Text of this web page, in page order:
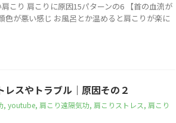
こり 肩こりに原因15パターンの6 【首の血流が
色が悪い感じ お風呂とか温めると肩こりが楽に
スやトラブル｜原因その２
, youtube, 肩こり遠隔気功, 肩こりストレス, 肩こり